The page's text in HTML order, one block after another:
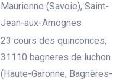
Maurienne (Savoie), Saint-
Jean-aux-Amognes
23 cours des quinconces,
31110 bagneres de luchon
(Haute-Garonne, Bagnères-